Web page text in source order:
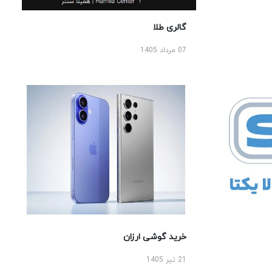
گالری طلا
07 مرداد 1405
خرید گوشی ارزان